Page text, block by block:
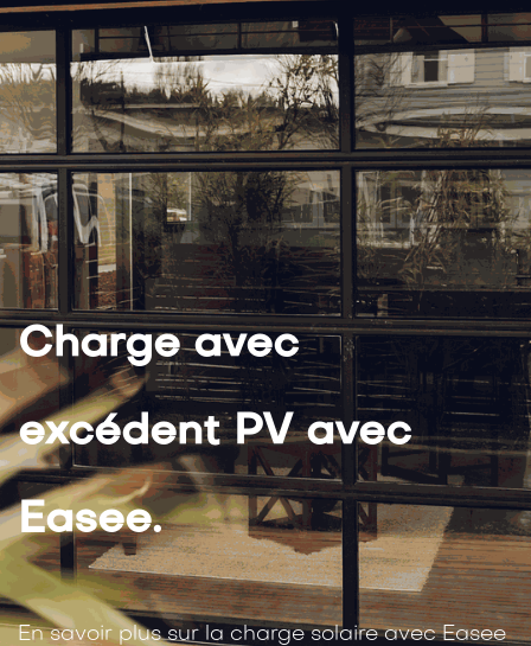
Charge avec
excédent PV avec
Easee.
En savoir plus sur la charge solaire avec Easee